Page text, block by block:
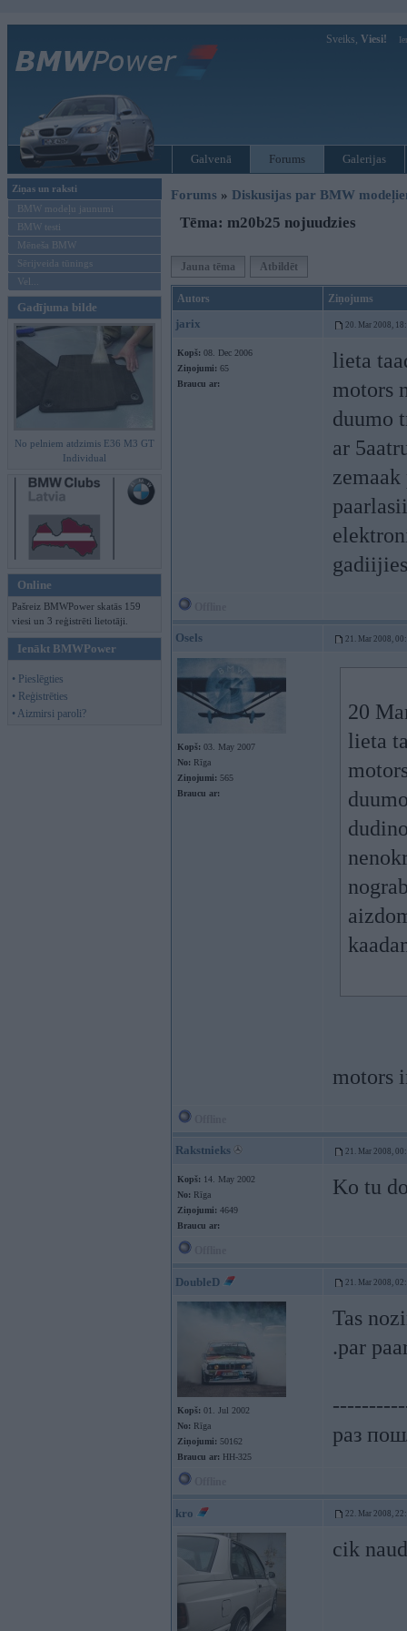
Sveiks, Viesi!
Galvenā Forums Galerijas
Ziņas un raksti
BMW modeļu jaunumi
BMW testi
Mēneša BMW
Sērijveida tūnings
Vel...
Gadījuma bilde
No pelniem atdzimis E36 M3 GT
Individual
Online
Pašreiz BMWPower skatās 159
viesi un 3 reģistrēti lietotāji.
Ienākt BMWPower
• Pieslēgties
• Reģistrēties
• Aizmirsi paroli?
Forums » Diskusijas par BMW
Tēma: m20b25 nojuudzies
Jauna tēma Atbildēt
Autors Ziņojums
jarix 20. Mar 2008,
Kopš: 08. Dec 2006
Ziņojumi: 65
Braucu ar:
lieta
motors
duumo
ar
Osels 21. Mar 2008,
Kopš: 03. May 2007
No: Rīga
Ziņojumi: 565
Braucu ar:
20
lieta
motors
Rakstnieks 21. Mar 2008,
Kopš: 14. May 2002
No: Rīga
Ziņojumi: 4649
Braucu ar:
Ko tu
DoubleD 21. Mar 2008,
Kopš: 01. Jul 2002
No: Rīga
Ziņojumi: 50162
Braucu ar: HH-325
Tas
.par
раз
kro 22. Mar 2008,
cik